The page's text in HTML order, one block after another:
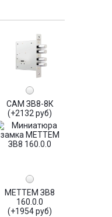
САМ ЗВ8-8К
(+2132 руб)
МЕТТЕМ ЗВ8
160.0.0
(+1954 руб)